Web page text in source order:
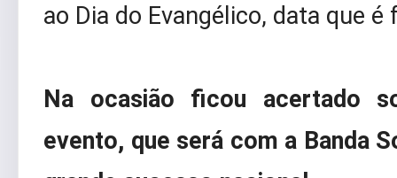
ao Dia do Evangélico, data que
Na ocasião ficou acertado
evento, que será com a Banda